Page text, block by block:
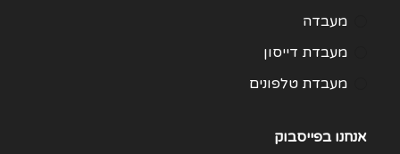
מעבדה
מעבדת דייסון
מעבדת טלפונים
תיקון Huawei
אנחנו בפייסבוק